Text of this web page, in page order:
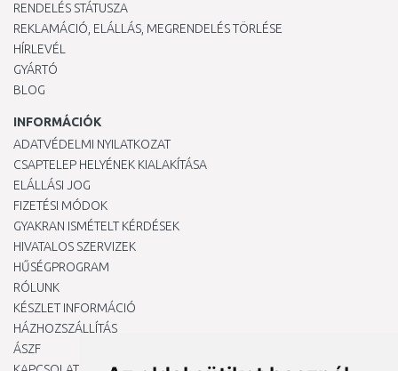
RENDELÉS STÁTUSZA
REKLAMÁCIÓ, ELÁLLÁS, MEGRENDELÉS TÖRLÉSE
HÍRLEVÉL
GYÁRTÓ
BLOG
INFORMÁCIÓK
ADATVÉDELMI NYILATKOZAT
CSAPTELEP HELYÉNEK KIALAKÍTÁSA
ELÁLLÁSI JOG
FIZETÉSI MÓDOK
GYAKRAN ISMÉTELT KÉRDÉSEK
HIVATALOS SZERVIZEK
HŰSÉGPROGRAM
RÓLUNK
KÉSZLET INFORMÁCIÓ
HÁZHOZSZÁLLÍTÁS
ÁSZF